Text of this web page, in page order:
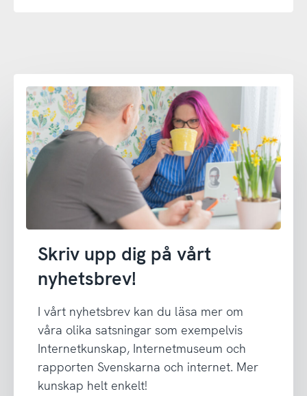
Skriv upp dig på vårt
nyhetsbrev!
I vårt nyhetsbrev kan du läsa mer om
våra olika satsningar som exempelvis
Internetkunskap, Internetmuseum och
rapporten Svenskarna och internet. Mer
kunskap helt enkelt!